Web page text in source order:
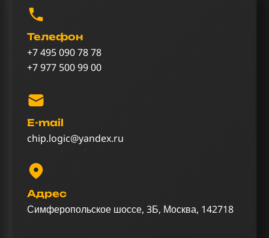
Телефон
+7 495 090 78 78
+7 977 500 99 00
E-mail
chip.logic@yandex.ru
Адрес
Симферопольское шоссе, 3Б, Москва, 142718